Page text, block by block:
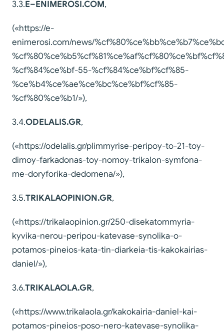
3.3.E–ENIMEROSI.COM,
(«https://e-
enimerosi.com/news/
%cf%84%ce%bf-55-%cf%84%ce%bf%cf%85-
%ce%b4%ce%ae%ce%bc%ce%bf%cf%85-
%cf%80%ce%b1/»),
3.4.ODELALIS.GR,
(«https://odelalis.gr/plimmyrise-peripoy-to-21-toy-
dimoy-farkadonas-toy-nomoy-trikalon-symfona-
me-doryforika-dedomena/»),
3.5.TRIKALAOPINION.GR,
(«https://trikalaopinion.gr/250-disekatommyria-
kyvika-nerou-peripou-katevase-synolika-o-
potamos-pineios-kata-tin-diarkeia-tis-kakokairias-
daniel/»),
3.6.TRIKALAOLA.GR,
(«https://www.trikalaola.gr/kakokairia-daniel-kai-
potamos-pineios-poso-nero-katevase-synolika-